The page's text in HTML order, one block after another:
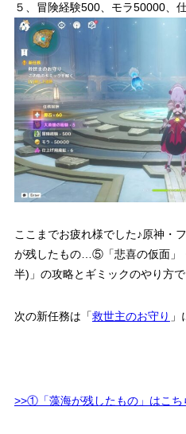
５、冒険経験500、モラ50000、
ここまでお疲れ様でした♪原神・
が残したもの…⑤「悲喜の仮面」
半)」の攻略とギミックのやり方で
次の新任務は「救世主のお守り
>>①「藻海が残したもの」はこち